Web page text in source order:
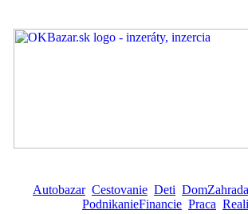
Autobazar Cestovanie Deti DomZahrada
PodnikanieFinancie Praca